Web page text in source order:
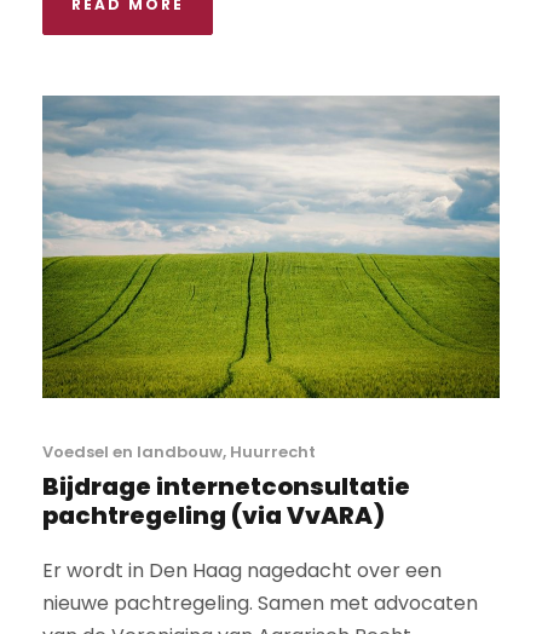
READ MORE
Voedsel en landbouw, Huurrecht
Bijdrage internetconsultatie
pachtregeling (via VvARA)
Er wordt in Den Haag nagedacht over een
nieuwe pachtregeling. Samen met advocaten